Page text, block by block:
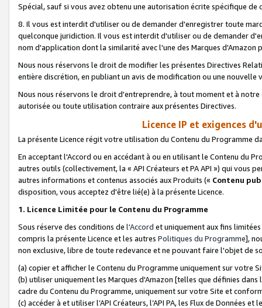
Spécial, sauf si vous avez obtenu une autorisation écrite spécifique de
8. Il vous est interdit d'utiliser ou de demander d'enregistrer toute
quelconque juridiction. Il vous est interdit d'utiliser ou de demander
nom d'application dont la similarité avec l'une des Marques
Nous nous réservons le droit de modifier les présentes Directives
entière discrétion, en publiant un avis de modification ou une nouvelle
Nous nous réservons le droit d'entreprendre, à tout moment et à
autorisée ou toute utilisation contraire aux présentes Directives.
Licence IP et exigences
La présente Licence régit votre utilisation du Contenu du Programme
En acceptant l'Accord ou en accédant à ou en utilisant le Contenu du
autres outils (collectivement, la « API Créateurs et PA API ») qui vous
autres informations et contenus associés aux Produits (« Contenu
disposition, vous acceptez d'être lié(e) à la présente Licence.
1. Licence Limitée pour le Contenu du Programme
Sous réserve des conditions de l'Accord et uniquement aux fins
compris la présente Licence et les autres Politiques du Programme],
non exclusive, libre de toute redevance et ne pouvant faire l'objet de
(a) copier et afficher le Contenu du Programme uniquement sur votre
(b) utiliser uniquement les Marques d'Amazon [telles que définies dans
cadre du Contenu du Programme, uniquement sur votre Site et
(c) accéder à et utiliser l’API Créateurs, l’API PA, les Flux de Données